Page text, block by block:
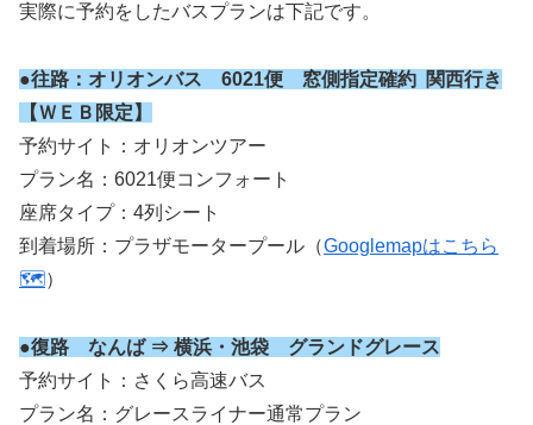
実際に予約をしたバスプランは下記です。
●往路：オリオンバス 6021便 窓側指定確約 関西行き
【ＷＥＢ限定】
予約サイト：オリオンツアー
プラン名：6021便コンフォート
座席タイプ：4列シート
到着場所：プラザモータープール（Googlemapはこちら
🗺️）
●復路 なんば ⇒ 横浜・池袋 グランドグレース
予約サイト：さくら高速バス
プラン名：グレースライナー通常プラン